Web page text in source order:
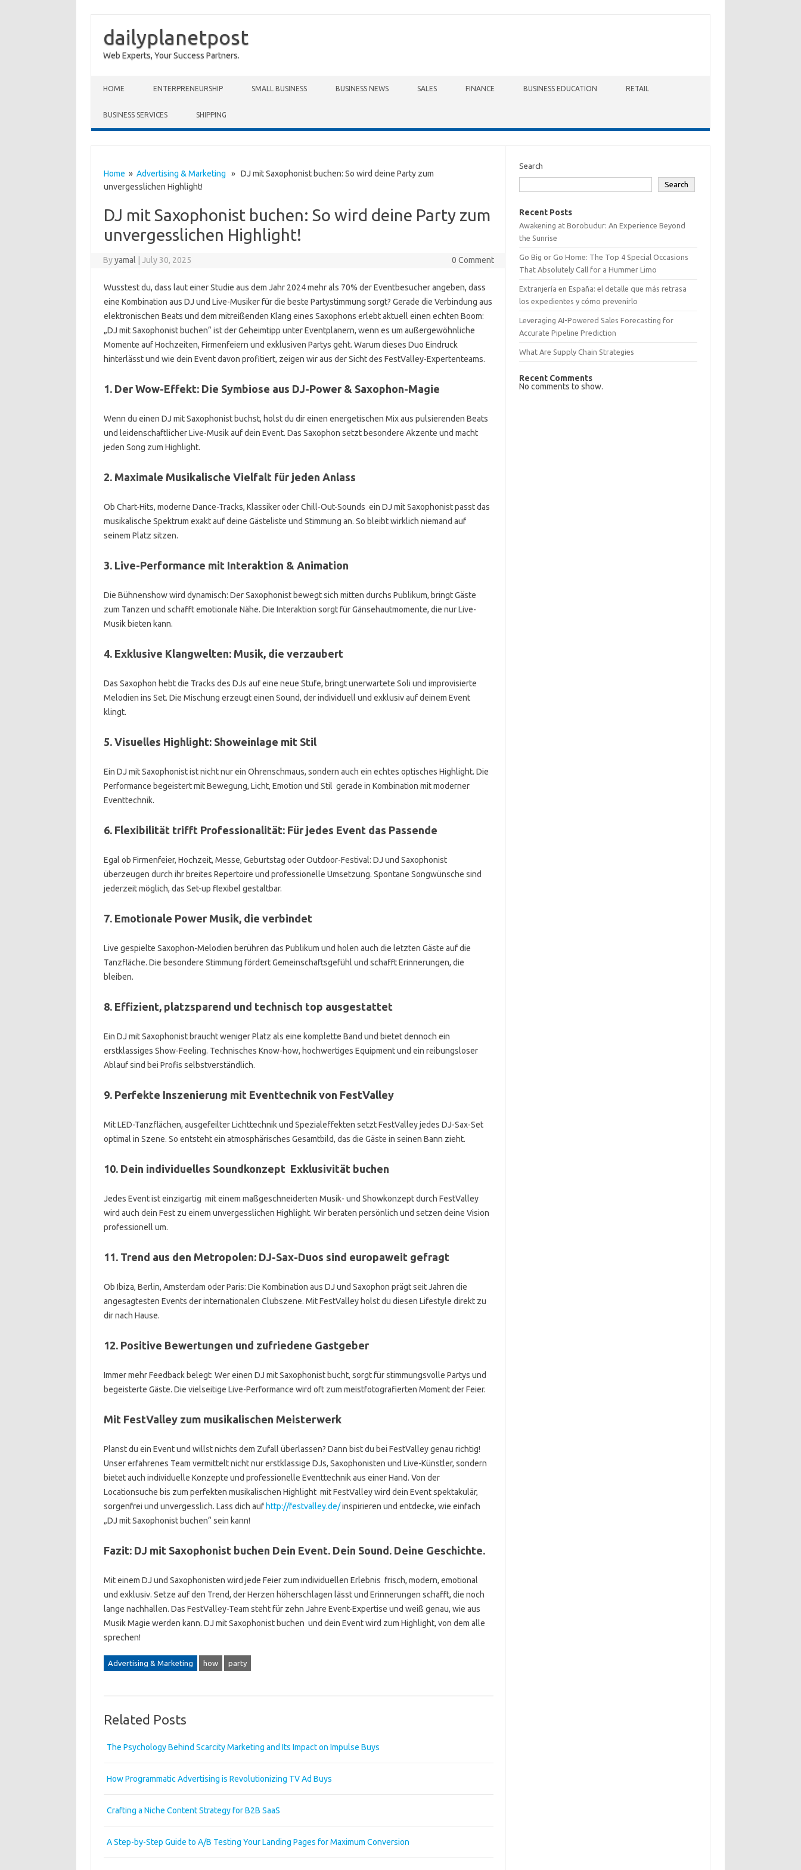
dailyplanetpost
Web Experts, Your Success Partners.
HOME ENTERPRENEURSHIP SMALL BUSINESS BUSINESS NEWS SALES FINANCE BUSINESS EDUCATION RETAIL
BUSINESS SERVICES SHIPPING
Home » Advertising & Marketing » DJ mit Saxophonist buchen: So wird deine Party zum
unvergesslichen Highlight!
DJ mit Saxophonist buchen: So wird deine Party zum
unvergesslichen Highlight!
Byyamal July 30, 2025 0 Comment
Wusstest du, dass laut einer Studie aus dem Jahr 2024 mehr als 70% der Eventbesucher angeben, dass
eine Kombination aus DJ und Live-Musiker für die beste Partystimmung sorgt? Gerade die Verbindung aus
elektronischen Beats und dem mitreißenden Klang eines Saxophons erlebt aktuell einen echten Boom:
„DJ mit Saxophonist buchen“ ist der Geheimtipp unter Eventplanern, wenn es um außergewöhnliche
Momente auf Hochzeiten, Firmenfeiern und exklusiven Partys geht. Warum dieses Duo Eindruck
hinterlässt und wie dein Event davon profitiert, zeigen wir aus der Sicht des FestValley-Expertenteams.
1. Der Wow-Effekt: Die Symbiose aus DJ-Power & Saxophon-Magie
Wenn du einen DJ mit Saxophonist buchst, holst du dir einen energetischen Mix aus pulsierenden Beats
und leidenschaftlicher Live-Musik auf dein Event. Das Saxophon setzt besondere Akzente und macht
jeden Song zum Highlight.
2. Maximale Musikalische Vielfalt für jeden Anlass
Ob Chart-Hits, moderne Dance-Tracks, Klassiker oder Chill-Out-Sounds ein DJ mit Saxophonist passt das
musikalische Spektrum exakt auf deine Gästeliste und Stimmung an. So bleibt wirklich niemand auf
seinem Platz sitzen.
3. Live-Performance mit Interaktion & Animation
Die Bühnenshow wird dynamisch: Der Saxophonist bewegt sich mitten durchs Publikum, bringt Gäste
zum Tanzen und schafft emotionale Nähe. Die Interaktion sorgt für Gänsehautmomente, die nur Live-
Musik bieten kann.
4. Exklusive Klangwelten: Musik, die verzaubert
Das Saxophon hebt die Tracks des DJs auf eine neue Stufe, bringt unerwartete Soli und improvisierte
Melodien ins Set. Die Mischung erzeugt einen Sound, der individuell und exklusiv auf deinem Event
klingt.
5. Visuelles Highlight: Showeinlage mit Stil
Ein DJ mit Saxophonist ist nicht nur ein Ohrenschmaus, sondern auch ein echtes optisches Highlight. Die
Performance begeistert mit Bewegung, Licht, Emotion und Stil gerade in Kombination mit moderner
Eventtechnik.
6. Flexibilität trifft Professionalität: Für jedes Event das Passende
Egal ob Firmenfeier, Hochzeit, Messe, Geburtstag oder Outdoor-Festival: DJ und Saxophonist
überzeugen durch ihr breites Repertoire und professionelle Umsetzung. Spontane Songwünsche sind
jederzeit möglich, das Set-up flexibel gestaltbar.
7. Emotionale Power Musik, die verbindet
Live gespielte Saxophon-Melodien berühren das Publikum und holen auch die letzten Gäste auf die
Tanzfläche. Die besondere Stimmung fördert Gemeinschaftsgefühl und schafft Erinnerungen, die
bleiben.
8. Effizient, platzsparend und technisch top ausgestattet
Ein DJ mit Saxophonist braucht weniger Platz als eine komplette Band und bietet dennoch ein
erstklassiges Show-Feeling. Technisches Know-how, hochwertiges Equipment und ein reibungsloser
Ablauf sind bei Profis selbstverständlich.
9. Perfekte Inszenierung mit Eventtechnik von FestValley
Mit LED-Tanzflächen, ausgefeilter Lichttechnik und Spezialeffekten setzt FestValley jedes DJ-Sax-Set
optimal in Szene. So entsteht ein atmosphärisches Gesamtbild, das die Gäste in seinen Bann zieht.
10. Dein individuelles Soundkonzept Exklusivität buchen
Jedes Event ist einzigartig mit einem maßgeschneiderten Musik- und Showkonzept durch FestValley
wird auch dein Fest zu einem unvergesslichen Highlight. Wir beraten persönlich und setzen deine Vision
professionell um.
11. Trend aus den Metropolen: DJ-Sax-Duos sind europaweit gefragt
Ob Ibiza, Berlin, Amsterdam oder Paris: Die Kombination aus DJ und Saxophon prägt seit Jahren die
angesagtesten Events der internationalen Clubszene. Mit FestValley holst du diesen Lifestyle direkt zu
dir nach Hause.
12. Positive Bewertungen und zufriedene Gastgeber
Immer mehr Feedback belegt: Wer einen DJ mit Saxophonist bucht, sorgt für stimmungsvolle Partys und
begeisterte Gäste. Die vielseitige Live-Performance wird oft zum meistfotografierten Moment der Feier.
Mit FestValley zum musikalischen Meisterwerk
Planst du ein Event und willst nichts dem Zufall überlassen? Dann bist du bei FestValley genau richtig!
Unser erfahrenes Team vermittelt nicht nur erstklassige DJs, Saxophonisten und Live-Künstler, sondern
bietet auch individuelle Konzepte und professionelle Eventtechnik aus einer Hand. Von der
Locationsuche bis zum perfekten musikalischen Highlight mit FestValley wird dein Event spektakulär,
sorgenfrei und unvergesslich. Lass dich auf http://festvalley.de/inspirieren und entdecke, wie einfach
„DJ mit Saxophonist buchen“ sein kann!
Fazit: DJ mit Saxophonist buchen Dein Event. Dein Sound. Deine Geschichte.
Mit einem DJ und Saxophonisten wird jede Feier zum individuellen Erlebnis frisch, modern, emotional
und exklusiv. Setze auf den Trend, der Herzen höherschlagen lässt und Erinnerungen schafft, die noch
lange nachhallen. Das FestValley-Team steht für zehn Jahre Event-Expertise und weiß genau, wie aus
Musik Magie werden kann. DJ mit Saxophonist buchen und dein Event wird zum Highlight, von dem alle
sprechen!
Advertising & Marketing how party
Related Posts
The Psychology Behind Scarcity Marketing and Its Impact on Impulse Buys
How Programmatic Advertising is Revolutionizing TV Ad Buys
Crafting a Niche Content Strategy for B2B SaaS
A Step-by-Step Guide to A/B Testing Your Landing Pages for Maximum Conversion
Search
Search
Recent Posts
Awakening at Borobudur: An Experience Beyond
the Sunrise
Go Big or Go Home: The Top 4 Special Occasions
That Absolutely Call for a Hummer Limo
Extranjería en España: el detalle que más retrasa
los expedientes y cómo prevenirlo
Leveraging AI-Powered Sales Forecasting for
Accurate Pipeline Prediction
What Are Supply Chain Strategies
Recent Comments
No comments to show.